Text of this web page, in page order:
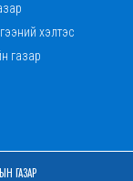
хэлтэс
газар
ГАЗАР